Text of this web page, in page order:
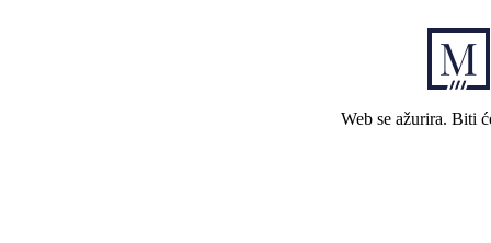
Web se ažurira. Biti